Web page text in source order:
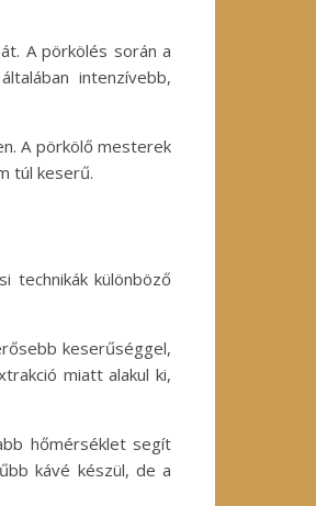
A pörkölés során a
intenzívebb,
A pörkölő mesterek
túl keserű.
technikák különböző
keserűséggel,
miatt alakul ki,
hőmérséklet segít
kávé készül, de a